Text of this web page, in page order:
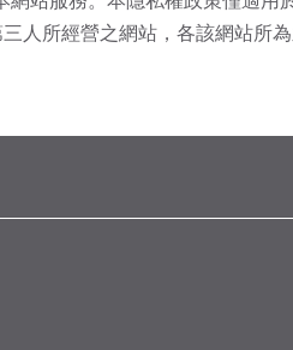
人所經營之網站，各該網站所